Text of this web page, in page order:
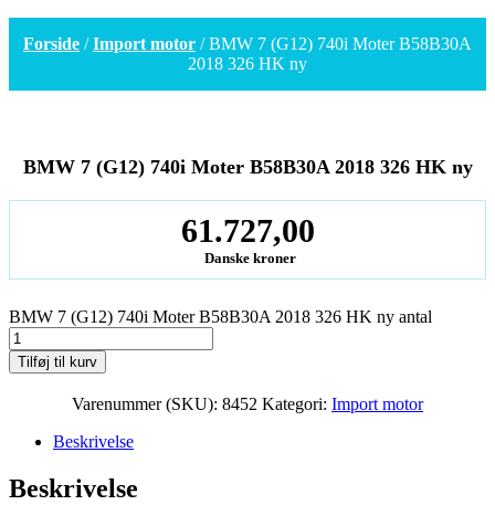
Forside /Import motor / BMW 7 (G12) 740i Moter B58B30A
2018 326 HK ny
BMW 7 (G12) 740i Moter B58B30A 2018 326 HK ny
61.727,00
Danske kroner
BMW 7 (G12) 740i Moter B58B30A 2018 326 HK ny antal
Tilføj til kurv
Varenummer (SKU): 8452 Kategori: Import motor
Beskrivelse
Beskrivelse